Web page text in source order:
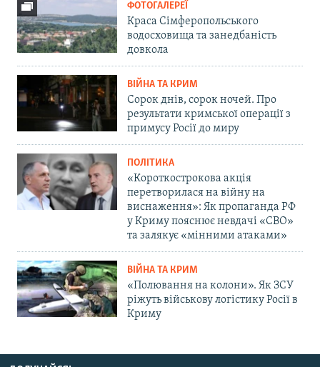
ФОТОГАЛЕРЕЇ
Краса Сімферопольського
водосховища та занедбаність
довкола
ВІЙНА ТА КРИМ
Сорок днів, сорок ночей. Про
результати кримської операції з
примусу Росії до миру
ПОЛІТИКА
«Короткострокова акція
перетворилася на війну на
виснаження»: Як пропаганда РФ
у Криму пояснює невдачі «СВО»
та залякує «мінними атаками»
ВІЙНА ТА КРИМ
«Полювання на колони». Як ЗСУ
ріжуть військову логістику Росії в
Криму